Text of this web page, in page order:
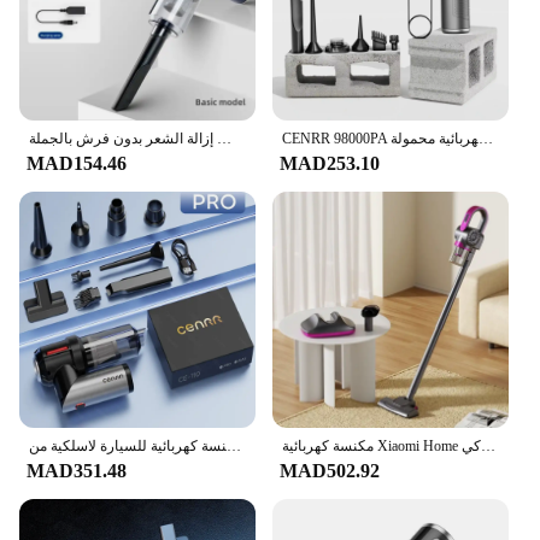
Features:
**Enhanced Visibility and Safety**
The مكنسة ثلاثة في واحد is an essential accessory
for motorcycle enthusiasts seeking to improve their
visibility and safety on the road. Designed with a
modern aesthetic, these LED lights are not only
stylish but also serve a practical purpose. The set
includes three lights, each with a powerful LED
bulb that emits a bright, white light, ensuring that
you are easily seen by other road users, especially
during night rides or in low-light conditions.
**Durable and Versatile**
Crafted from high-quality metal and plastic, these
lights are built to withstand the rigors of the road.
The durable construction ensures that they can
withstand various weather conditions, making them
a reliable choice for motorcyclists. The compact and
lightweight design does not add unnecessary weight
MAD154.46 MAD253.10
MAD351.48
مكنسة كهربائية Xiaomi Home اللاسلكية متعددة الوظائف جديدة 5 في 1 مزيل العث التعقيم الذكي USB مكنسة كهربائية للسيارة المنزلية
MAD502.92